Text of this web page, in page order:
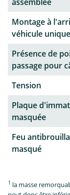
assemblée
Montage à
véhicule
Présence de
passage pour
Tension
Plaque
masquée
Feu
masqué
1 la masse